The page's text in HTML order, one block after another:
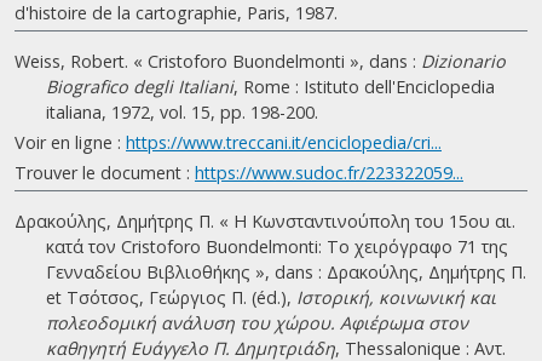
d'histoire de la cartographie, Paris, 1987.
Weiss, Robert. « Cristoforo Buondelmonti », dans : Dizionario
Biografico degli Italiani, Rome : Istituto dell'Enciclopedia
italiana, 1972, vol. 15, pp. 198-200.
Voir en ligne : https://www.treccani.it/enciclopedia/cri...
Trouver le document : https://www.sudoc.fr/223322059...
Δρακούλης, Δημήτρης Π. « Η Κωνσταντινούπολη του 15ου αι.
κατά τον Cristoforo Buondelmonti: Το χειρόγραφο 71 της
Γενναδείου Βιβλιοθήκης », dans : Δρακούλης, Δημήτρης Π.
et Τσότσος, Γεώργιος Π. (éd.), Ιστορική, κοινωνική και
πολεοδομική ανάλυση του χώρου. Αφιέρωμα στον
καθηγητή Ευάγγελο Π. Δημητριάδη, Thessalonique : Αντ.